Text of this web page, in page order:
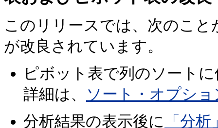
このリリースでは、次のこ
が改良されています。
ピボット表で列のソート
詳細は、
ソート・オプシ
分析結果の表示後に
「分